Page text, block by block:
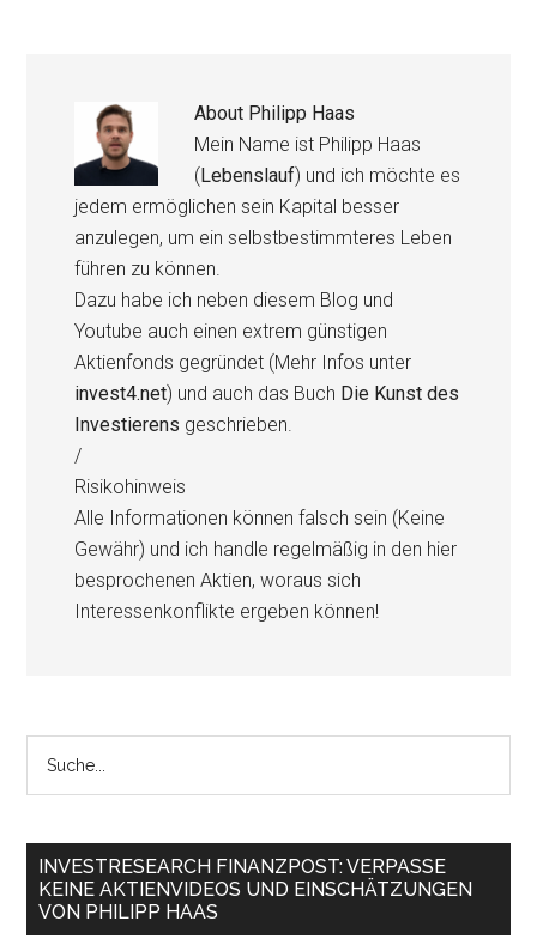
About Philipp Haas
Mein Name ist Philipp Haas
(Lebenslauf) und ich möchte es
jedem ermöglichen sein Kapital besser
anzulegen, um ein selbstbestimmteres Leben
führen zu können.
Dazu habe ich neben diesem Blog und
Youtube auch einen extrem günstigen
Aktienfonds gegründet (Mehr Infos unter
invest4.net) und auch das Buch Die Kunst des
Investierens geschrieben.
/
Risikohinweis
Alle Informationen können falsch sein (Keine
Gewähr) und ich handle regelmäßig in den hier
besprochenen Aktien, woraus sich
Interessenkonflikte ergeben können!
INVESTRESEARCH FINANZPOST: VERPASSE
KEINE AKTIENVIDEOS UND EINSCHÄTZUNGEN
VON PHILIPP HAAS